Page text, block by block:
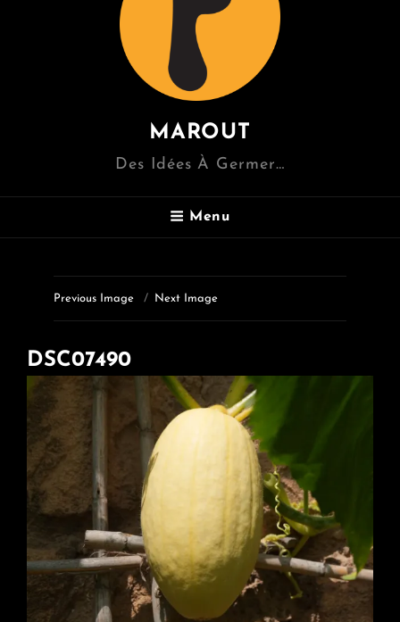
MAROUT
Des Idées À Germer…
Menu
Previous Image Next Image
DSC07490